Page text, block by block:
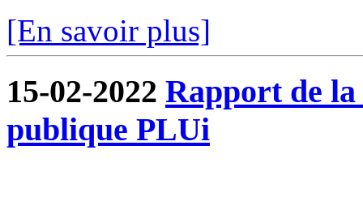
[En savoir plus]
15-02-2022 Rapport de
publique PLUi